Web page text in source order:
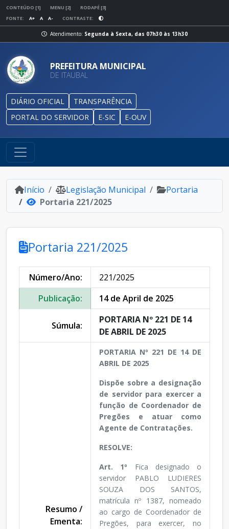
CONTEÚDO [1] MENU [2]
RODAPÉ [3]
FONTE:
A+ A A- CONTRASTE:
Atendimento: Segunda à Sexta, das 07h30 às 13h30
PREFEITURA MUNICIPAL
DE ITAUBAL
DIÁRIO OFICIAL
TRANSPARÊNCIA
PORTAL DO SERVIDOR
E-SIC E-OUV
Início Legislação Municipal
Portaria
Portaria 221/2025
Portaria 221/2025
Número/Ano:
221/2025
Publicação:
14 de April de 2025
Súmula:
PORTARIA Nº 221 DE 14
DE ABRIL DE 2025
Resumo /
Ementa:
PORTARIA Nº 221 DE 14 DE
ABRIL DE 2025
Dispõe sobre a designação
de servidor para exercer a
função de Coordenador de
Pregões e atuar como
Agente de Contratações.
RESOLVE:
Art. 1º Fica designado o
servidor PABLO LUDIERES
SOUZA DOS SANTOS,
matrícula nº 1387, nomeado
ao cargo de Coordenador de
Pregões, para exercer, no